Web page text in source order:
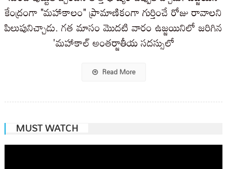
కేంద్రంగా "మహాకాలం" ప్రామాణికంగా గుర్తించే రోజు రావాలని
పిలుపునిచ్చాడు. గత మాసం మొదటి వారం ఉజ్జయినిలో జరిగిన
'మహాకాల్ అంతర్జాతీయ సదస్సులో
Read More
MUST WATCH